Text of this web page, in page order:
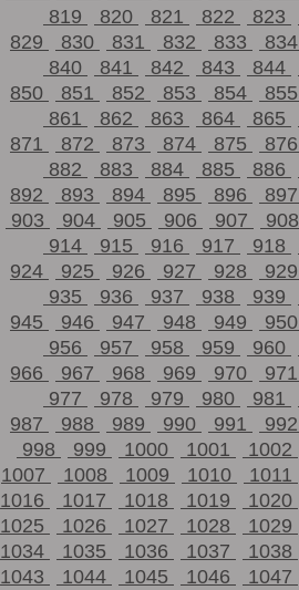
819
820 821 822 823
829
830 831 832 833 834
840
841 842 843 844
850
851 852 853 854 855
861
862 863 864 865
871
872 873 874 875 876
882
883 884 885 886
892
893 894 895 896 897
903
904 905 906 907 908
914
915 916 917 918
924
925 926 927 928 929
935
936 937 938 939
945
946 947 948 949 950
956
957 958 959 960
966
967 968 969 970 971
977
978 979 980 981
987
988 989 990 991 992
998
999 1000 1001 1002
1007
1008 1009 1010 1011
1016
1017 1018 1019 1020
1025
1026 1027 1028 1029
1034
1035 1036 1037 1038
1043
1044 1045 1046 1047